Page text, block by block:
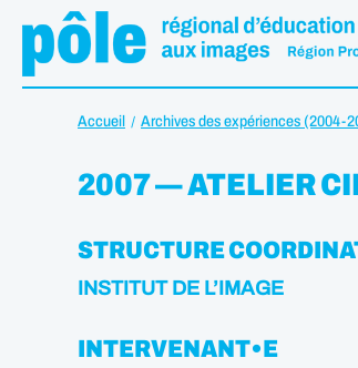
Accueil Archives des expériences (2004-
2007 — ATELIER
STRUCTURE
INSTITUT DE L’IMAGE
INTERVENANT•E